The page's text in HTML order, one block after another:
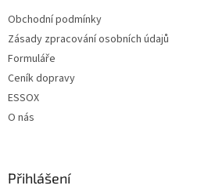
Obchodní podmínky
Zásady zpracování osobních údajů
Formuláře
Ceník dopravy
ESSOX
O nás
Přihlášení